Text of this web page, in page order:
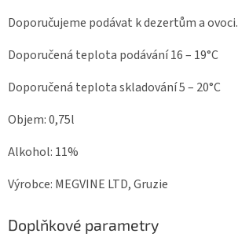
Doporučujeme podávat k dezertům a ovoci.
Doporučená teplota podávání 16 – 19°C
Doporučená teplota skladování 5 – 20°C
Objem: 0,75l
Alkohol: 11%
Výrobce: MEGVINE LTD, Gruzie
Doplňkové parametry